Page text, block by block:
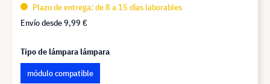
Plazo de entrega: de 8 a 15 días laborables
Envío desde9,99 €
Tipo de lámpara lámpara
módulo compatible